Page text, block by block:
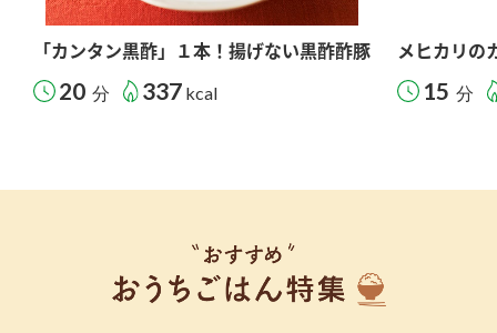
「カンタン黒酢」１本！揚げない黒酢酢豚
20 分 337 kcal
メヒカリの
15 分